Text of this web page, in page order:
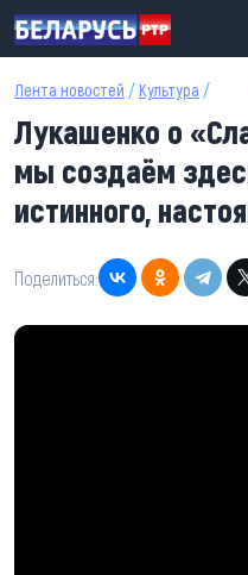
Перейти к основному содержанию
Лента новостей / Культура /
Лукашенко о
мы создаём
истинного,
Поделиться: